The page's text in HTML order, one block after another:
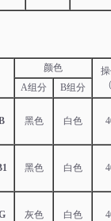
颜色
A组分 B组分
黑色 白色
黑色 白色
灰色 白色